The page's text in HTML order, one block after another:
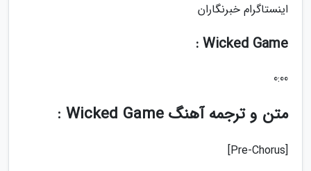
اینستاگرام خبرنگاران
Wicked Game :
0:00
متن و ترجمه آهنگ Wicked Game :
[Pre-Chorus]